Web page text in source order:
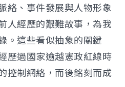
絡、事件發展與人物形象
人經歷的艱難故事，為我
。這些看似抽象的關鍵
歷過國家逾越憲政紅線時
控制網絡，而後銘刻而成